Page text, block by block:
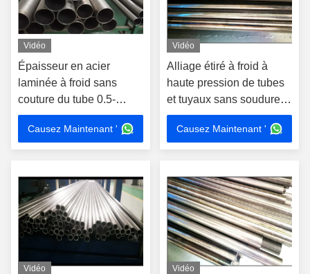
Vidéo
Épaisseur en acier
laminée à froid sans
couture du tube 0.5-
15mm de cavité de
Polonais en métal
Causez Maintenant '
Vidéo
Alliage étiré à froid à
haute pression de tubes
et tuyaux sans soudure,
en acier pour des
échangeurs de chaleur
Causez Maintenant '
Vidéo Vidéo